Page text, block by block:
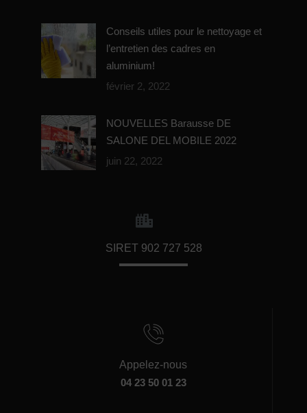
Conseils utiles pour le nettoyage et
l’entretien des cadres en
aluminium!
février 2, 2022
NOUVELLES Barausse DE
SALONE DEL MOBILE 2022
juin 22, 2022
SIRET 902 727 528
Appelez-nous
04 23 50 01 23